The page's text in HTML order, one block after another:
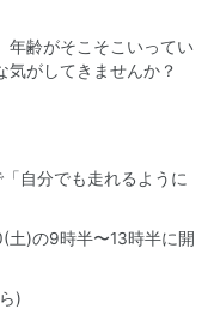
年齢がそこそこいってい
気がしてきませんか？
自分でも走れるように
土)の9時半〜13時半に開
)